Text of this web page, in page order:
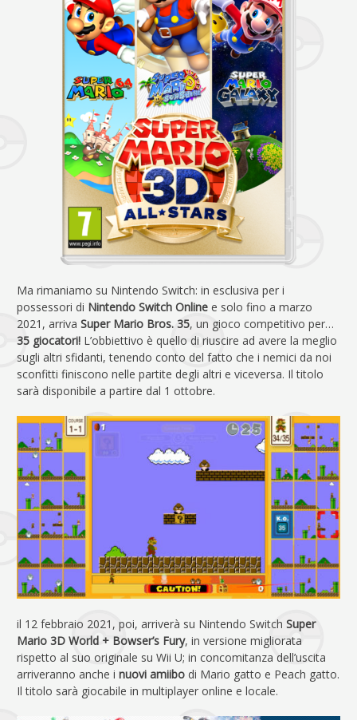
Ma rimaniamo su Nintendo Switch: in esclusiva per i
possessori di Nintendo Switch Online e solo fino a marzo
2021, arriva Super Mario Bros. 35, un gioco competitivo per…
35 giocatori! L’obbiettivo è quello di riuscire ad avere la meglio
sugli altri sfidanti, tenendo conto del fatto che i nemici da noi
sconfitti finiscono nelle partite degli altri e viceversa. Il titolo
sarà disponibile a partire dal 1 ottobre.
il 12 febbraio 2021, poi, arriverà su Nintendo Switch Super
Mario 3D World + Bowser’s Fury, in versione migliorata
rispetto al suo originale su Wii U; in concomitanza dell’uscita
arriveranno anche i nuovi amiibo di Mario gatto e Peach gatto.
Il titolo sarà giocabile in multiplayer online e locale.